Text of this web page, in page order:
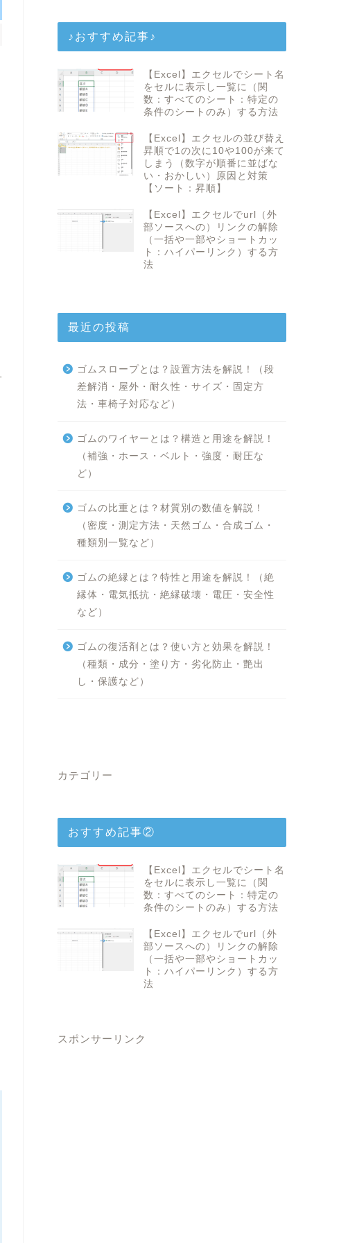
♪おすすめ記事♪
【Excel】エクセルでシート名
をセルに表示し一覧に（関
数：すべてのシート：特定の
条件のシートのみ）する方法
【Excel】エクセルの並び替え
昇順で1の次に10や100が来て
しまう（数字が順番に並ばな
い・おかしい）原因と対策
【ソート：昇順】
【Excel】エクセルでurl（外
部ソースへの）リンクの解除
（一括や一部やショートカッ
ト：ハイパーリンク）する方
法
最近の投稿
ゴムスロープとは？設置方法を解説！（段
差解消・屋外・耐久性・サイズ・固定方
法・車椅子対応など）
ゴムのワイヤーとは？構造と用途を解説！
（補強・ホース・ベルト・強度・耐圧な
ど）
ゴムの比重とは？材質別の数値を解説！
（密度・測定方法・天然ゴム・合成ゴム・
種類別一覧など）
ゴムの絶縁とは？特性と用途を解説！（絶
縁体・電気抵抗・絶縁破壊・電圧・安全性
など）
ゴムの復活剤とは？使い方と効果を解説！
（種類・成分・塗り方・劣化防止・艶出
し・保護など）
カテゴリー
おすすめ記事②
【Excel】エクセルでシート名
をセルに表示し一覧に（関
数：すべてのシート：特定の
条件のシートのみ）する方法
【Excel】エクセルでurl（外
部ソースへの）リンクの解除
（一括や一部やショートカッ
ト：ハイパーリンク）する方
法
スポンサーリンク